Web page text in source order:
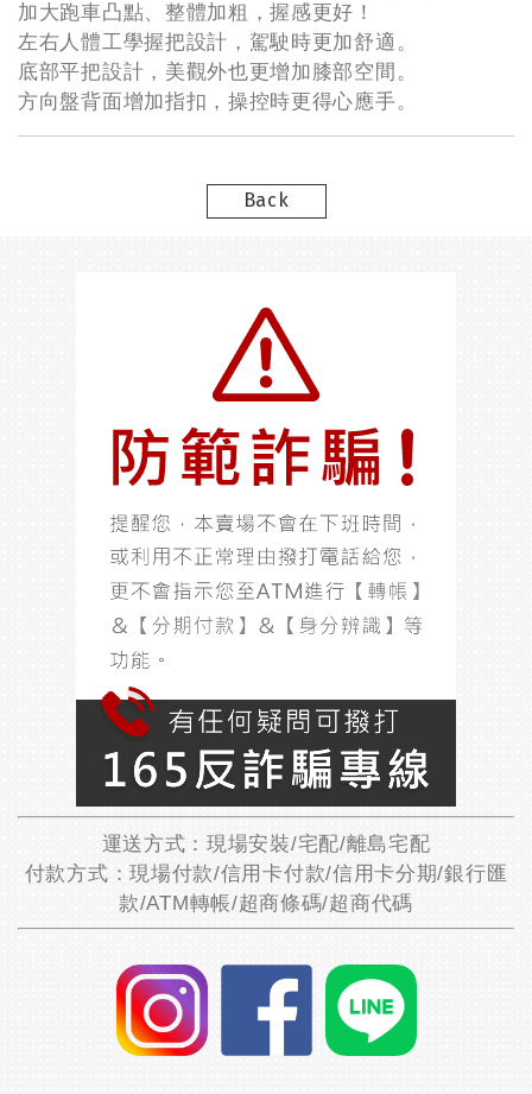
加大跑車凸點、整體加粗，握感更好！
左右人體工學握把設計，駕駛時更加舒適。
底部平把設計，美觀外也更增加膝部空間。
方向盤背面增加指扣，操控時更得心應手。
Back
運送方式：現場安裝/宅配/離島宅配
付款方式：現場付款/信用卡付款/信用卡分期/銀行匯
款/ATM轉帳/超商條碼/超商代碼